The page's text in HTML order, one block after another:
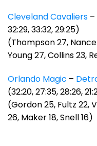
Cleveland Cavaliers –
32:29, 33:32, 29:25)
(Thompson 27,
Young 27, Collins 23,
Orlando Magic –
(32:20, 27:35, 28:26,
(Gordon 25, Fultz 22,
26, Maker 18, Snell 16)